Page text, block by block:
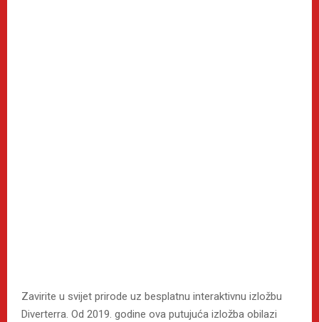
Zavirite u svijet prirode uz besplatnu interaktivnu izložbu
Diverterra. Od 2019. godine ova putujuća izložba obilazi